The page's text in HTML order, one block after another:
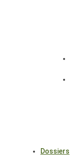
Dossiers